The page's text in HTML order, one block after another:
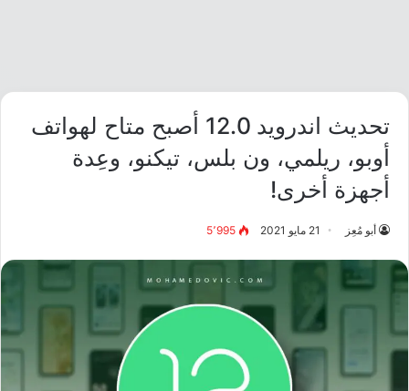
تحديث اندرويد 12.0 أصبح متاح لهواتف
أوبو، ريلمي، ون بلس، تيكنو، وعِدة
أجهزة أخرى!
أبو مُعِز 21 مايو 2021 5٬995